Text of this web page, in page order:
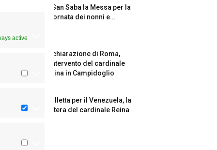
active
A San Saba la Messa per la
Giornata dei nonni e...
Dichiarazione di Roma,
l’intervento del cardinale
Reina in Campidoglio
Colletta per il Venezuela, la
lettera del cardinale Reina